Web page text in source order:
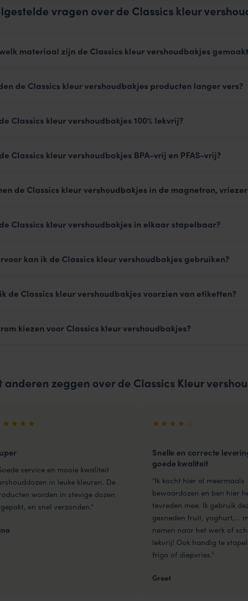
vragen over de Classics kleur
materiaal zijn de Classics kleur vershoudbakjes
de Classics kleur vershoudbakjes producten langer vers?
Classics kleur vershoudbakjes 100% lekvrij?
Classics kleur vershoudbakjes BPA-vrij en PFAS-vrij?
de Classics kleur vershoudbakjes in de magnetron,
Classics kleur vershoudbakjes in elkaar stapelbaar?
kan ik de Classics kleur vershoudbakjes gebruiken?
de Classics kleur vershoudbakjes voorzien van etiketten?
kiezen voor Classics kleur vershoudbakjes?
anderen zeggen over de Classics Kleur
service en mooie kwaliteit
in leuke kleuren. De
worden in stevige dozen
en snel verzonden."
★★★★☆
Snelle en correcte
goede kwaliteit
"Ik kocht hier al meermaals
bewaardozen en ben hier
tevreden mee. Ik gebruik
gesneden fruit, yoghurt,...
nemen naar het werk of
lekvrij! Ook handig te
frigo of diepvries."
Greet